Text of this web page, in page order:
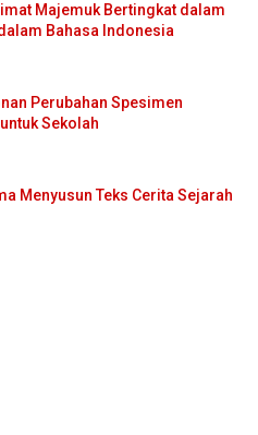
Majemuk Bertingkat dalam
Bahasa Indonesia
Perubahan Spesimen
Sekolah
Menyusun Teks Cerita Sejarah